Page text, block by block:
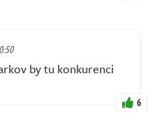
by tu konkurenci
6